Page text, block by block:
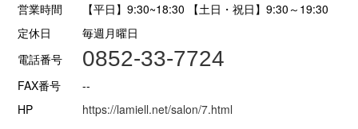
営業時間
【平日】9:30~18:30 【土日・祝日】9:30～19:30
定休日
毎週月曜日
電話番号
0852-33-7724
FAX番号
--
HP
https://lamiell.net/salon/7.html